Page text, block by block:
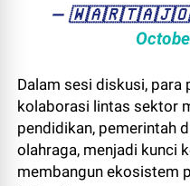
—
Dalam sesi diskusi,
kolaborasi lintas sektor
pendidikan, pemerintah
olahraga, menjadi kunci
membangun ekosistem